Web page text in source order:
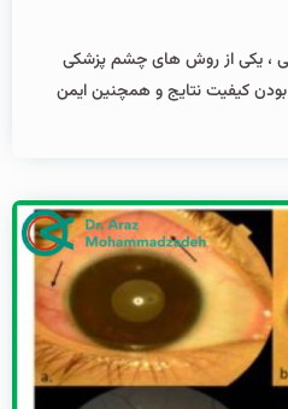
، یکی از روش های چشم پزشکی
کیفیت نتایج و همچنین ایمن